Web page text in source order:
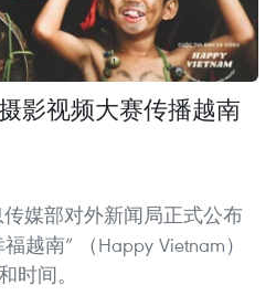
影视频大赛传播越南
媒部对外新闻局正式公布
越南” （Happy Vietnam）
时间。